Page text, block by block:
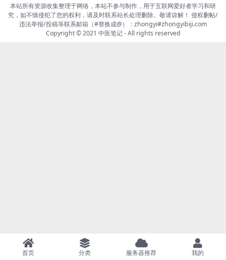
本站所有资源收集整理于网络，本站不参与制作，用于互联网爱好者学习和研
究，如不慎侵犯了您的权利，请及时联系站长处理删除。敬请谅解！ 侵权删帖/
违法举报/投稿等联系邮箱（#替换成@）：zhongyi#zhongyibiji.com
Copyright © 2021 中医笔记- All rights reserved
首页 分类 服务器推荐 我的